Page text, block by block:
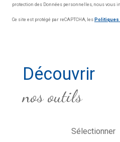
protection des Données personnelles, nous vous
Ce site est protégé par reCAPTCHA, les Politiques
découvrir
nos outils
Sélectionner